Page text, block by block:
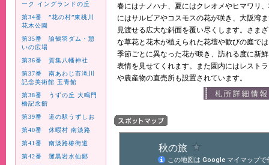
ーク イングランドの丘
第34番 ”花の村”東桃川
花木公園
第35番 諭鶴羽ダム・憩
いの広場
第36番 賀集八幡神社
第37番 南あわじ市滝川
記念美術館 玉青館
第38番 うずの丘 大鳴門
橋記念館
第39番 道の駅うずしお
第40番 休暇村 南淡路
第41番 南淡路椿街道
第42番 灘黒岩水仙郷
春にはナノハナ、夏にはクレオメやヒマワリ
にはサルビアやコスモスの花が咲き、大阪湾
見渡せる広大な斜面を覆い尽くします。さま
な草花と花木が植えられた花壇や歓びの庭で
季節ごとに異なった花が咲き、訪れる度に新
表情を見せてくれます。また園内にはレスト
や農産物の直売所も設置されています。